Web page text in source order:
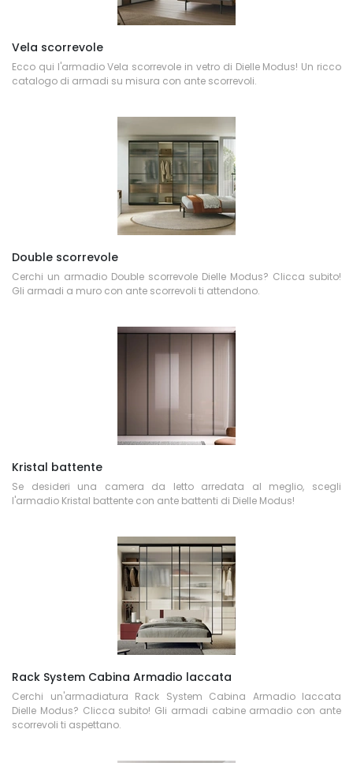
Vela scorrevole
Ecco qui l'armadio Vela scorrevole in vetro di Dielle Modus! Un ricco
catalogo di armadi su misura con ante scorrevoli.
Double scorrevole
Cerchi un armadio Double scorrevole Dielle Modus? Clicca subito!
Gli armadi a muro con ante scorrevoli ti attendono.
Kristal battente
Se desideri una camera da letto arredata al meglio, scegli
l'armadio Kristal battente con ante battenti di Dielle Modus!
Rack System Cabina Armadio laccata
Cerchi un'armadiatura Rack System Cabina Armadio laccata
Dielle Modus? Clicca subito! Gli armadi cabine armadio con ante
scorrevoli ti aspettano.